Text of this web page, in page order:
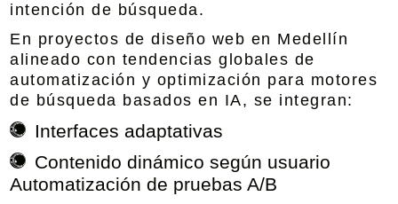
intención de búsqueda.
En proyectos dediseño web en Medellín
alineado con tendencias globales de
automatización y optimización para motores
de búsqueda basados en IA, se integran:
Interfaces adaptativas
Contenido dinámico según usuario
Automatización de pruebas A/B